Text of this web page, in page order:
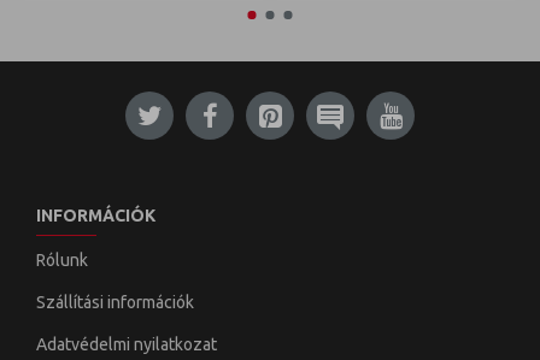
INFORMÁCIÓK
Rólunk
Szállítási információk
Adatvédelmi nyilatkozat